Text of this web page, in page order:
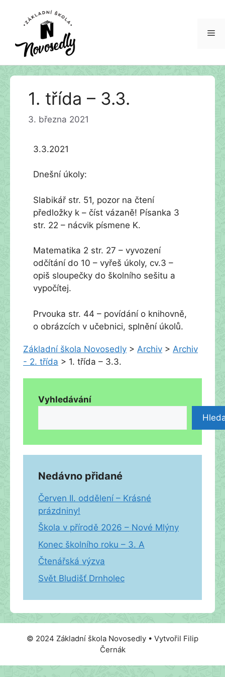
Přeskočit
1. třída – 3.3.
3. března 2021
3.3.2021
Dnešní úkoly:
Slabikář str. 51, pozor na čtení
předložky k – číst vázaně! Písanka 3
str. 22 – nácvik písmene K.
Matematika 2 str. 27 – vyvození
odčítání do 10 – vyřeš úkoly, cv.3 –
opiš sloupečky do školního sešitu a
vypočítej.
Prvouka str. 44 – povídání o knihovně,
o obrázcích v učebnici, splnění úkolů.
Základní škola Novosedly > Archiv > Archiv
- 2. třída > 1. třída – 3.3.
Vyhledávání
Nedávno přidané
Červen II. oddělení – Krásné
prázdniny!
Škola v přírodě 2026 – Nové Mlýny
Konec školního roku – 3. A
Čtenářská výzva
Svět Bludišť Drnholec
© 2024 Základní škola Novosedly • Vytvořil Filip
Černák